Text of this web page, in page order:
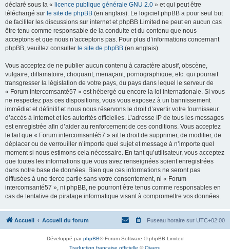
déclaré sous la « licence publique générale GNU 2.0 » et qui peut être
téléchargé sur le site de phpBB (en anglais). Le logiciel phpBB a pour seul but
de faciliter les discussions sur internet et phpBB Limited ne peut en aucun cas
être tenu comme responsable de la conduite et du contenu que nous
acceptons et que nous n’acceptons pas. Pour plus d’informations concernant
phpBB, veuillez consulter le site de phpBB (en anglais).
Vous acceptez de ne publier aucun contenu à caractère abusif, obscène,
vulgaire, diffamatoire, choquant, menaçant, pornographique, etc. qui pourrait
transgresser la législation de votre pays, du pays dans lequel le serveur de
« Forum intercomsanté57 » est hébergé ou encore la loi internationale. Si vous
ne respectez pas ces dispositions, vous vous exposez à un bannissement
immédiat et définitif et nous nous réservons le droit d’avertir votre fournisseur
d’accès à internet et les autorités officielles. L’adresse IP de tous les messages
est enregistrée afin d’aider au renforcement de ces conditions. Vous acceptez
le fait que « Forum intercomsanté57 » ait le droit de supprimer, de modifier, de
déplacer ou de verrouiller n’importe quel sujet et message à n’importe quel
moment si nous estimons cela nécessaire. En tant qu’utilisateur, vous acceptez
que toutes les informations que vous avez renseignées soient enregistrées
dans notre base de données. Bien que ces informations ne seront pas
diffusées à une tierce partie sans votre consentement, ni « Forum
intercomsanté57 », ni phpBB, ne pourront être tenus comme responsables en
cas de tentative de piratage informatique visant à compromettre vos données.
Accueil Accueil du forum Fuseau horaire sur UTC+02:00
Développé parphpBB® Forum Software © phpBB Limited
Traduction française officielle ©Qiaeru